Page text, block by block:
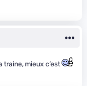
traine, mieux c’est